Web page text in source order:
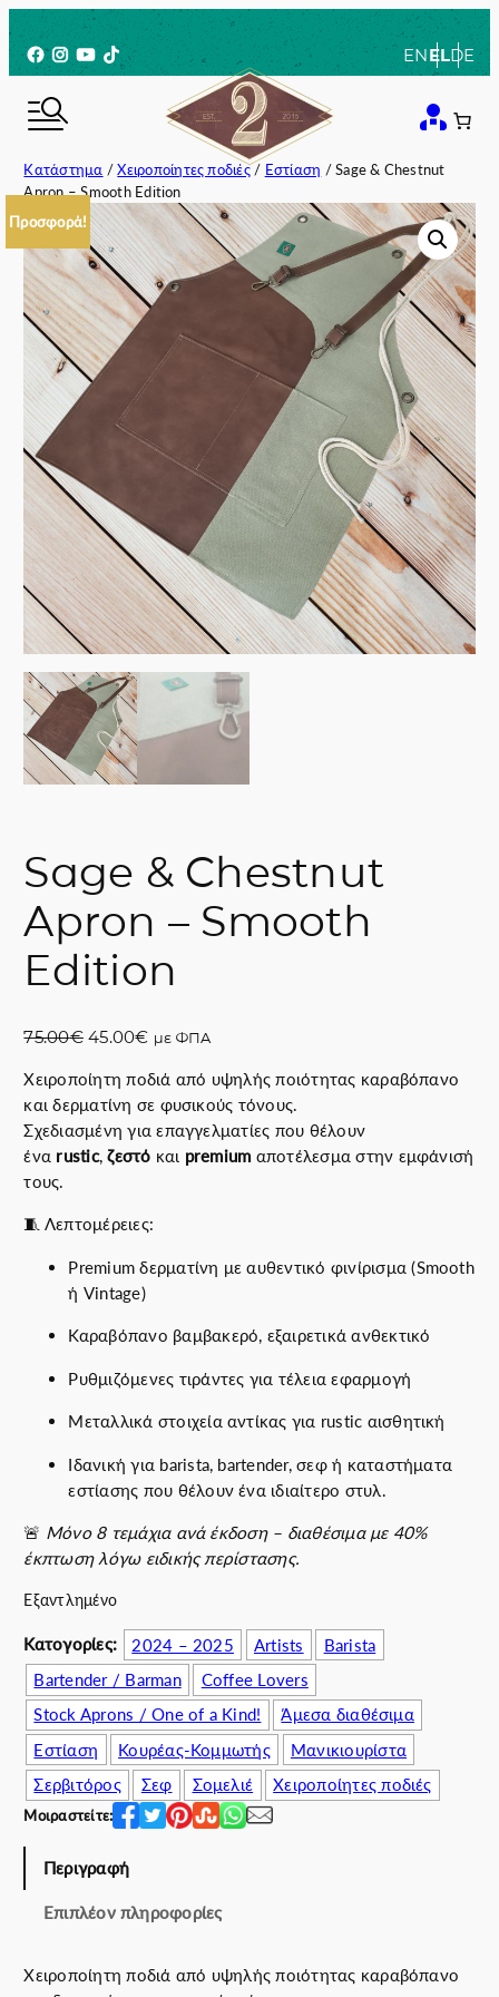
στο
περιεχόμενο
Facebook
Instagram
YouTube
TikTok ENELDE
Κατάστημα /Χειροποίητες ποδιές/ Εστίαση / Sage & Chestnut
Apron – Smooth Edition
Προσφορά!
Sage & Chestnut
Apron – Smooth
Edition
75.00€ O
i
g
i
n
p
r
i
e
w
s
7
5
0
€
45.00€Η
ρ
έ
χ
ο
α
τ
ή
ν
ι
:
5
0
€
.
με ΦΠΑ
Χειροποίητη ποδιά από υψηλής ποιότητας καραβόπανο
και δερματίνη σε φυσικούς τόνους.
Σχεδιασμένη για επαγγελματίες που θέλουν
ένα rustic,ζεστό και premium αποτέλεσμα στην εμφάνισή
τους.
🧵 Λεπτομέρειες:
Premium δερματίνη με αυθεντικό φινίρισμα (Smooth
ή Vintage)
Καραβόπανο βαμβακερό, εξαιρετικά ανθεκτικό
Ρυθμιζόμενες τιράντες για τέλεια εφαρμογή
Μεταλλικά στοιχεία αντίκας για rustic αισθητική
Ιδανική για barista, bartender, σεφ ή καταστήματα
εστίασης που θέλουν ένα ιδιαίτερο στυλ.
🚨 Μόνο 8 τεμάχια ανά έκδοση – διαθέσιμα με 40%
έκπτωση λόγω ειδικής περίστασης.
Εξαντλημένο
Κατογορίες: 2024 – 2025 Artists
Barista
Bartender / Barman
Coffee Lovers
Stock Aprons / One of a Kind!
Άμεσα διαθέσιμα
Εστίαση
Κουρέας-Κομμωτής
Μανικιουρίστα
Σερβιτόρος
Σεφ Σομελιέ Χειροποίητες ποδιές
Μοιραστείτε:
Περιγραφή
Επιπλέον πληροφορίες
Χειροποίητη ποδιά από υψηλής ποιότητας καραβόπανο